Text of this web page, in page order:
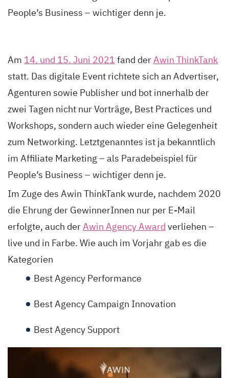
People’s Business – wichtiger denn je.
Am 14. und 15. Juni 2021 fand derAwin ThinkTank
statt. Das digitale Event richtete sich an Advertiser,
Agenturen sowie Publisher und bot innerhalb der
zwei Tagen nicht nur Vorträge, Best Practices und
Workshops, sondern auch wieder eine Gelegenheit
zum Networking. Letztgenanntes ist ja bekanntlich
im Affiliate Marketing – als Paradebeispiel für
People’s Business – wichtiger denn je.
Im Zuge des Awin ThinkTank wurde, nachdem 2020
die Ehrung der GewinnerInnen nur per E-Mail
erfolgte, auch derAwin Agency Award verliehen –
live und in Farbe. Wie auch im Vorjahr gab es die
Kategorien
Best Agency Performance
Best Agency Campaign Innovation
Best Agency Support